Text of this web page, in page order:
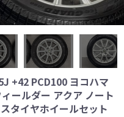
+42 PCD100 ヨコハマ
ールダー アクア ノート
タイヤホイールセット